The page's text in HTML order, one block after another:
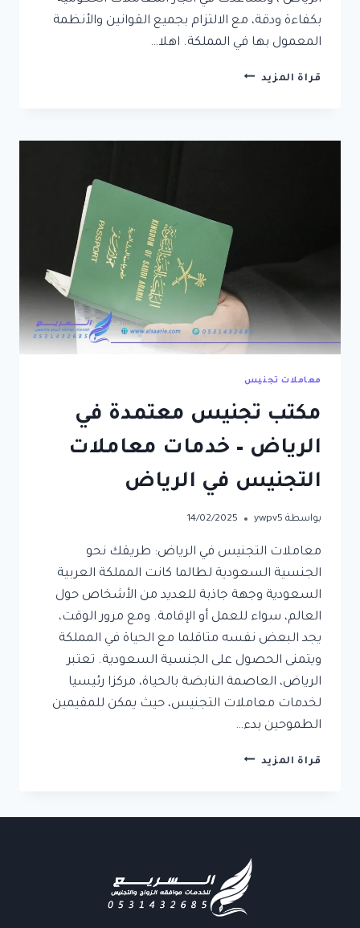
بكفاءة ودقة، مع الالتزام بجميع القوانين والأنظمة
المعمول بها في المملكة. اهلا…
قراة المزيد مكتب
الرياض
الرياض
معاملات تجنيس
مكتب تجنيس معتمدة في
الرياض – خدمات معاملات
التجنيس في الرياض
بواسطة ywpv5
14/02/2025
معاملات التجنيس في الرياض: طريقك نحو
الجنسية السعودية لطالما كانت المملكة العربية
السعودية وجهة جاذبة للعديد من الأشخاص حول
العالم، سواء للعمل أو الإقامة. ومع مرور الوقت،
يجد البعض نفسه متاقلما مع الحياة في المملكة
ويتمنى الحصول على الجنسية السعودية. تعتبر
الرياض، العاصمة النابضة بالحياة، مركزا رئيسيا
لخدمات معاملات التجنيس، حيث يمكن للمقيمين
الطموحين بدء…
قراة المزيد مكتب
خدمات
معاملات
التجنيس